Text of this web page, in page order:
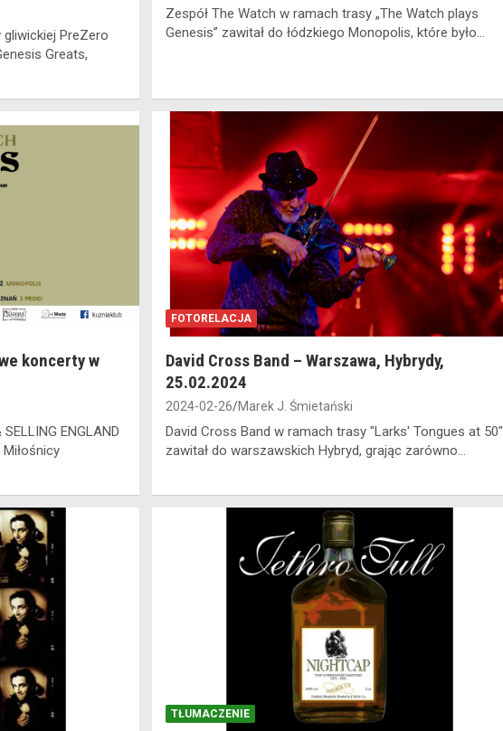
PreZero
Greats,
Zespół The Watch w ramach trasy „The Watch plays
Genesis” zawitał do łódzkiego Monopolis, które było…
koncerty w
ENGLAND
FOTORELACJA
David Cross Band – Warszawa, Hybrydy,
25.02.2024
2024-02-26 Marek J. Śmietański
David Cross Band w ramach trasy "Larks' Tongues at 50"
zawitał do warszawskich Hybryd, grając zarówno…
TŁUMACZENIE